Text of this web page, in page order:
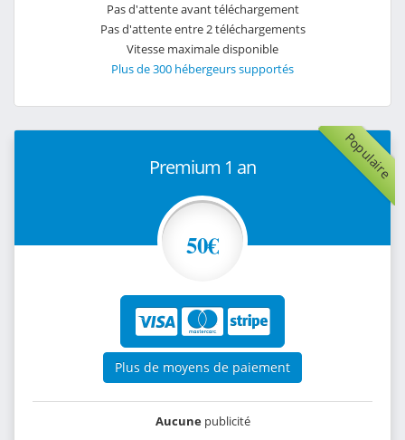
Pas d'attente avant téléchargement
Pas d'attente entre 2 téléchargements
Vitesse maximale disponible
Plus de 300 hébergeurs supportés
Populaire
Premium 1 an
50€
Plus de moyens de paiement
Aucunepublicité